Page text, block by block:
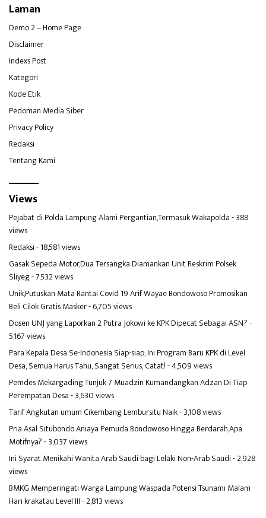
Laman
Demo 2 – Home Page
Disclaimer
Indexs Post
Kategori
Kode Etik
Pedoman Media Siber
Privacy Policy
Redaksi
Tentang Kami
Views
Pejabat di Polda Lampung Alami Pergantian,Termasuk Wakapolda- 388
views
Redaksi- 18,581 views
Gasak Sepeda Motor,Dua Tersangka Diamankan Unit Reskrim Polsek
Sliyeg- 7,532 views
Unik,Putuskan Mata Rantai Covid 19 Arif Wayae Bondowoso Promosikan
Beli Cilok Gratis Masker- 6,705 views
Dosen UNJ yang Laporkan 2 Putra Jokowi ke KPK Dipecat Sebagai ASN?-
5,167 views
Para Kepala Desa Se-Indonesia Siap-siap, Ini Program Baru KPK di Level
Desa, Semua Harus Tahu, Sangat Serius, Catat!- 4,509 views
Pemdes Mekargading Tunjuk 7 Muadzin Kumandangkan Adzan Di Tiap
Perempatan Desa- 3,630 views
Tarif Angkutan umum Cikembang Lembursitu Naik- 3,108 views
Pria Asal Situbondo Aniaya Pemuda Bondowoso Hingga Berdarah,Apa
Motifnya?- 3,037 views
Ini Syarat Menikahi Wanita Arab Saudi bagi Lelaki Non-Arab Saudi- 2,928
views
BMKG Memperingati Warga Lampung Waspada Potensi Tsunami Malam
Hari krakatau Level III- 2,813 views